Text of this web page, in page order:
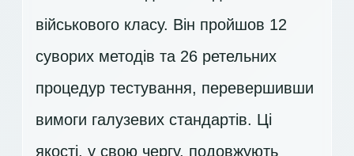
військового класу. Він пройшов 12
суворих методів та 26 ретельних
процедур тестування, перевершивши
вимоги галузевих стандартів. Ці
якості, у свою чергу, подовжують